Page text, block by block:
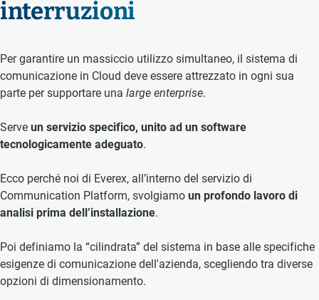
interruzioni
Per garantire un massiccio utilizzo simultaneo, il sistema di
comunicazione in Cloud deve essere attrezzato in ogni sua
parte per supportare una large enterprise.
Serve un servizio specifico, unito ad un software
tecnologicamente adeguato.
Ecco perché noi di Everex, all’interno del servizio di
Communication Platform, svolgiamo un profondo lavoro di
analisi prima dell’installazione.
Poi definiamo la “cilindrata” del sistema in base alle specifiche
esigenze di comunicazione dell'azienda, scegliendo tra diverse
opzioni di dimensionamento.